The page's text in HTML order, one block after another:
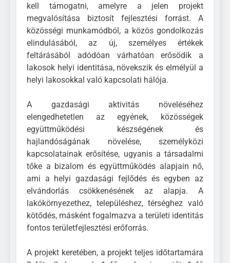
kell támogatni, amelyre a jelen projekt
megvalósítása biztosít fejlesztési forrást. A
közösségi munkamódból, a közös gondolkozás
elindulásából, az új, személyes értékek
feltárásából adódóan várhatóan erősödik a
lakosok helyi identitása, növekszik és elmélyül a
helyi lakosokkal való kapcsolati hálója.
A gazdasági aktivitás növeléséhez
elengedhetetlen az egyének, közösségek
együttműködési készségének és
hajlandóságának növelése, személyközi
kapcsolatainak erősítése, ugyanis a társadalmi
tőke a bizalom és együttműködés alapjain nő,
ami a helyi gazdasági fejlődés és egyben az
elvándorlás csökkenésének az alapja. A
lakókörnyezethez, településhez, térséghez való
kötődés, másként fogalmazva a területi identitás
fontos területfejlesztési erőforrás.
A projekt keretében, a projekt teljes időtartamára